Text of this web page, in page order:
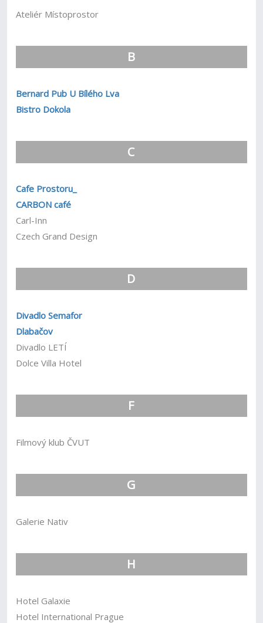
Ateliér Místoprostor
B
Bernard Pub U Bílého Lva
Bistro Dokola
C
Cafe Prostoru_
CARBON café
Carl-Inn
Czech Grand Design
D
Divadlo Semafor
Dlabačov
Divadlo LETÍ
Dolce Villa Hotel
F
Filmový klub ČVUT
G
Galerie Nativ
H
Hotel Galaxie
Hotel International Prague